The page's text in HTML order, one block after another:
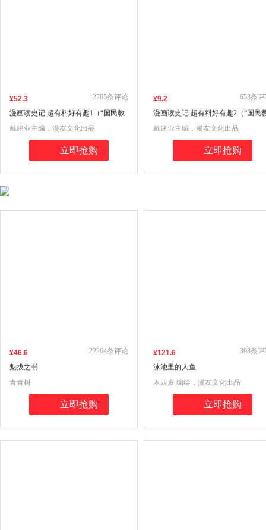
¥52.3
漫画读史记 超有料好有趣1（“国民教
授”戴建业新书）
2765条评论
戴建业主编，漫友文化出品
立即抢购
¥9.2
漫画读史记 超有料好有趣2（“国民
授”戴建业新书）
653条
戴建业主编，漫友文化出品
立即抢购
¥46.6
魁拔之书
22264条评论
青青树
立即抢购
¥121.6
泳池里的人鱼
398条
木西麦 编绘，漫友文化出品
立即抢购